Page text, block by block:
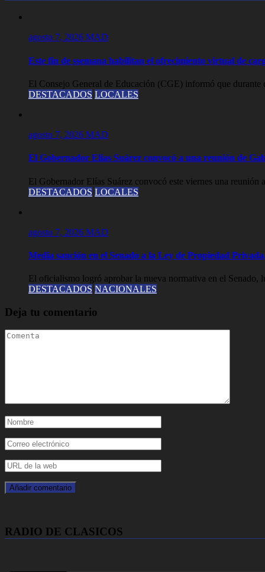
agosto 7, 2026 MAD
Este fin de ssemana habilitan el ofrecimiento virtual de
El Consejo General de Educación (CGE) informó que durante
DESTACADOS LOCALES
agosto 7, 2026 MAD
El Gobernador Elias Suárez convocó a una reunión de
El Gobernador Elías Suárez convocó este viernes una reunión
DESTACADOS LOCALES
agosto 7, 2026 MAD
Media sanción en el Senado a la Ley de Propiedad
El oficialismo logró aprobar la nueva normativa en el Senado,
DESTACADOS NACIONALES
Deja tu comentario
RADIO DE CLASICOS